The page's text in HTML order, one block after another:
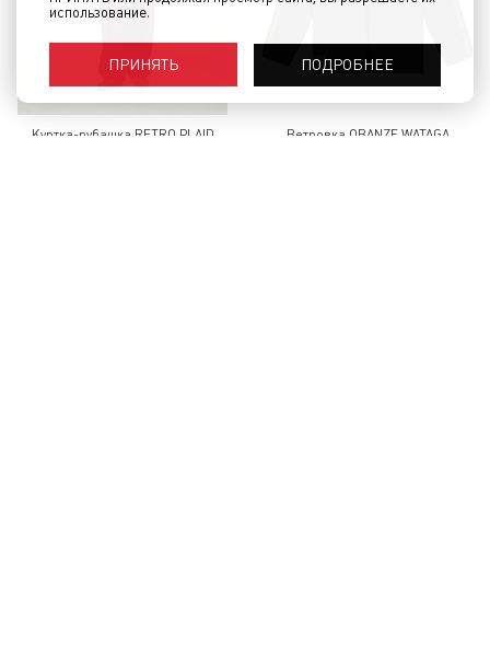
Куртка-рубашка RETRO PLAID
Ветровка OBANZE WATAGA
использование.
ПРИНЯТЬ ПОДРОБНЕЕ